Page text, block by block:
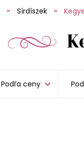
Sírdíszek
Podľa ceny